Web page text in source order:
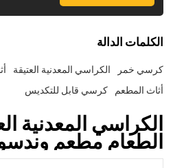
الكلمات الدالة
كرسي خمر الكراسي المعدنية العتيقة
أثاث المطعم
كرسي قابل للتكديس
الكراسي المعدنية
الطعام مطعم